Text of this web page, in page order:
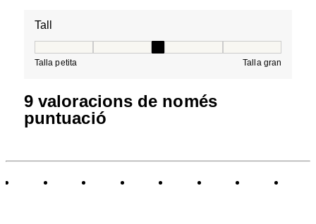
Tall
Talla petita Talla gran
9 valoracions de només
puntuació